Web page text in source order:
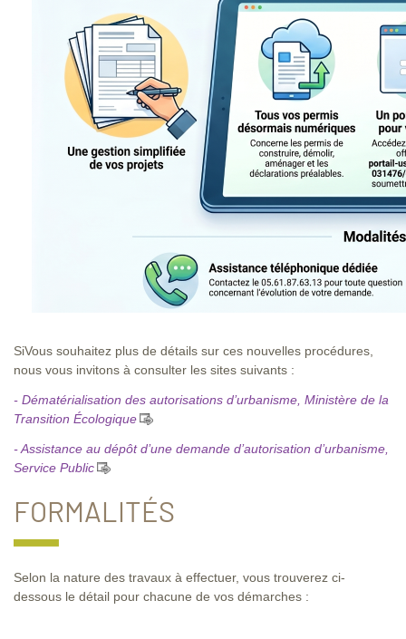
SiVous souhaitez plus de détails sur ces nouvelles procédures,
nous vous invitons à consulter les sites suivants :
- Dématérialisation des autorisations d’urbanisme, Ministère de la
Transition Écologique
- Assistance au dépôt d’une demande d’autorisation d’urbanisme,
Service Public
FORMALITÉS
Selon la nature des travaux à effectuer, vous trouverez ci-
dessous le détail pour chacune de vos démarches :